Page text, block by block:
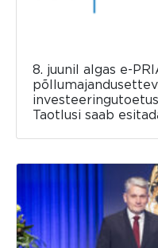
8. juunil algas e-
Taotlusi saab